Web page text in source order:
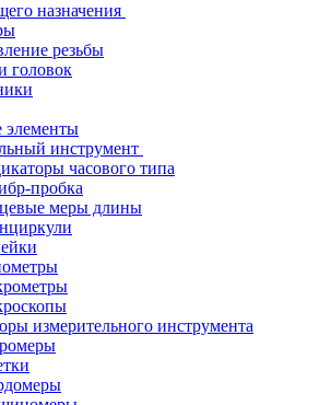
назначения
резьбы
головок
элементы
инструмент
часового типа
пробка
меры длины
измерительного инструмента